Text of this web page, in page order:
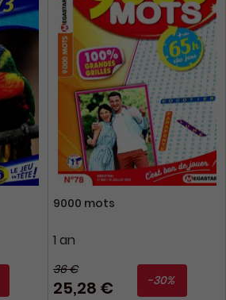
9000 mots
1 an
36 €
25,28 € -30%